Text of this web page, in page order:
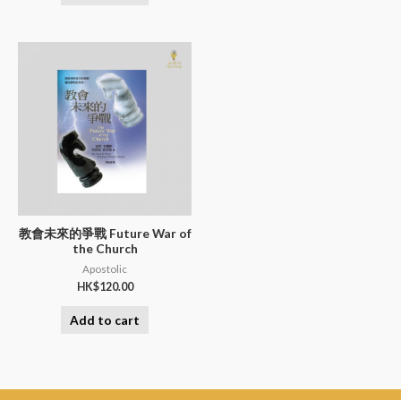
教會未來的爭戰 Future War of
the Church
Apostolic
HK$120.00
Add to cart